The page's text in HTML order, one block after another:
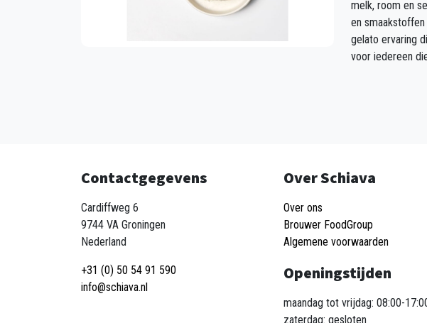
melk, room en
en
gelato ervaring
voor iedereen
Contactgegevens
Cardiffweg 6
9744 VA Groningen
Nederland
+31 (0) 50 54 91 590
info@schiava.nl
Over Schiava
Over ons
Brouwer FoodGroup
Algemene voorwaarden
Openingstijden
maandag tot vrijdag: 08:00-
zaterdag: gesloten